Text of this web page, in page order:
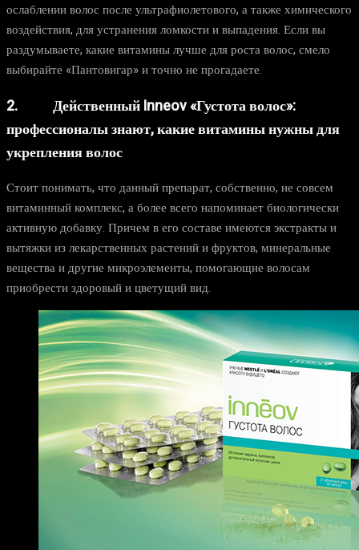
ослаблении волос после ультрафиолетового, а также химического
воздействия, для устранения ломкости и выпадения. Если вы
раздумываете, какие витамины лучше для роста волос, смело
выбирайте «Пантовигар» и точно не прогадаете.
2. Действенный Inneov «Густота волос»:
профессионалы знают, какие витамины нужны для
укрепления волос
Стоит понимать, что данный препарат, собственно, не совсем
витаминный комплекс, а более всего напоминает биологически
активную добавку. Причем в его составе имеются экстракты и
вытяжки из лекарственных растений и фруктов, минеральные
вещества и другие микроэлементы, помогающие волосам
приобрести здоровый и цветущий вид.